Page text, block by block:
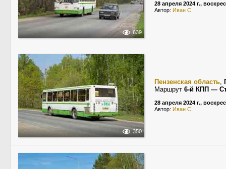
639
28 апреля 2024 г.,
Автор: Иван С.
350
Пензенская область,
Маршрут 6-й КПП —
28 апреля 2024 г.,
Автор: Иван С.